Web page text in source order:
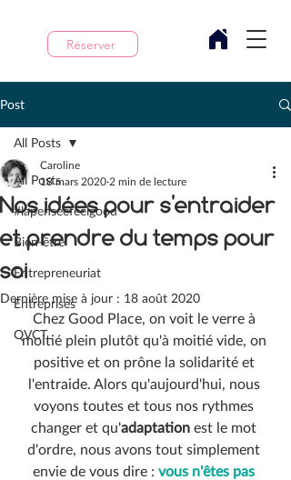
Réserver
Post
All Posts
#lapenseefeelgood
Bien-être
Entrepreneuriat
Entreprises
QVCT
All Posts
Nos idées pour s'entraider
et prendre du temps pour
soi
Caroline
18 mars 2020 2 min de lecture
Dernière mise à jour : 18 août 2020
Chez Good Place, on voit le verre à
moitié plein plutôt qu'à moitié vide, on
positive et on prône la solidarité et
l'entraide. Alors qu'aujourd'hui, nous
voyons toutes et tous nos rythmes
changer et qu'adaptation est le mot
d'ordre, nous avons tout simplement
envie de vous dire : vous n'êtes pas